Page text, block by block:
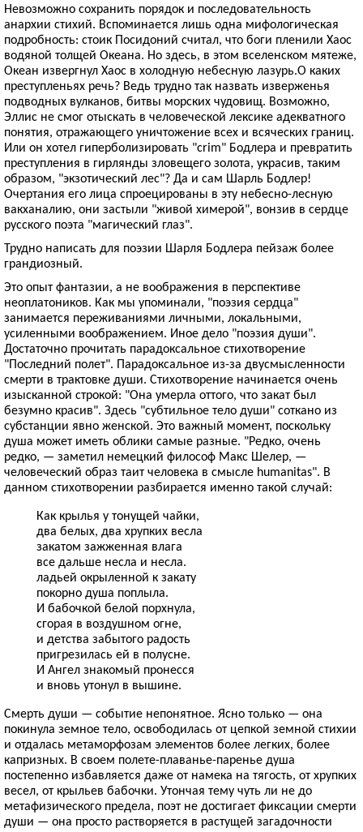
Невозможно сохранить порядок и последовательность
анархии стихий. Вспоминается лишь одна мифологическая
подробность: стоик Посидоний считал, что боги пленили Хаос
водяной толщей Океана. Но здесь, в этом вселенском мятеже,
Океан извергнул Хаос в холодную небесную лазурь.О каких
преступленьях речь? Ведь трудно так назвать изверженья
подводных вулканов, битвы морских чудовищ. Возможно,
Эллис не смог отыскать в человеческой лексике адекватного
понятия, отражающего уничтожение всех и всяческих границ.
Или он хотел гиперболизировать "crim" Бодлера и превратить
преступления в гирлянды зловещего золота, украсив, таким
образом, "экзотический лес"? Да и сам Шарль Бодлер!
Очертания его лица спроецированы в эту небесно-лесную
вакханалию, они застыли "живой химерой", вонзив в сердце
русского поэта "магический глаз".
Трудно написать для поэзии Шарля Бодлера пейзаж более
грандиозный.
Это опыт фантазии, а не воображения в перспективе
неоплатоников. Как мы упоминали, "поэзия сердца"
занимается переживаниями личными, локальными,
усиленными воображением. Иное дело "поэзия души".
Достаточно прочитать парадоксальное стихотворение
"Последний полет". Парадоксальное из-за двусмысленности
смерти в трактовке души. Стихотворение начинается очень
изысканной строкой: "Она умерла оттого, что закат был
безумно красив". Здесь "субтильное тело души" соткано из
субстанции явно женской. Это важный момент, поскольку
душа может иметь облики самые разные. "Редко, очень
редко, — заметил немецкий философ Макс Шелер, —
человеческий образ таит человека в смысле humanitas". В
данном стихотворении разбирается именно такой случай:
Как крылья у тонущей чайки,
два белых, два хрупких весла
закатом зажженная влага
все дальше несла и несла.
ладьей окрыленной к закату
покорно душа поплыла.
И бабочкой белой порхнула,
сгорая в воздушном огне,
и детства забытого радость
пригрезилась ей в полусне.
И Ангел знакомый пронесся
и вновь утонул в вышине.
Смерть души — событие непонятное. Ясно только — она
покинула земное тело, освободилась от цепкой земной стихии
и отдалась метаморфозам элементов более легких, более
капризных. В своем полете-плаванье-паренье душа
постепенно избавляется даже от намека на тягость, от хрупких
весел, от крыльев бабочки. Утончая тему чуть ли не до
метафизического предела, поэт не достигает фиксации смерти
души — она просто растворяется в растущей загадочности